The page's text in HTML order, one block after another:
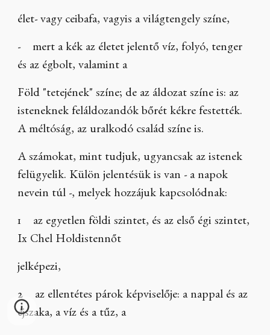
élet- vagy ceibafa, vagyis a világtengely színe,
- mert a kék az életet jelentő víz, folyó, tenger
és az égbolt, valamint a
Föld "tetejének" színe; de az áldozat színe is: az
isteneknek feláldozandók bőrét kékre festették.
A méltóság, az uralkodó család színe is.
A számokat, mint tudjuk, ugyancsak az istenek
felügyelik. Külön jelentésük is van - a napok
nevein túl -, melyek hozzájuk kapcsolódnak:
1 az egyetlen földi szintet, és az első égi szintet,
Ix Chel Holdistennőt
jelképezi,
2 az ellentétes párok képviselője: a nappal és az
éjszaka, a víz és a tűz, a